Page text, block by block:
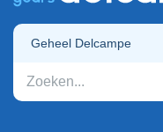
Geheel Delcampe